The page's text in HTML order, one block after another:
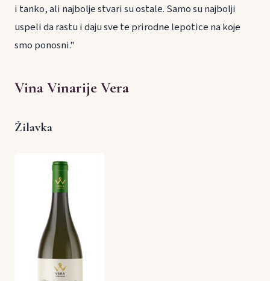
i tanko, ali najbolje stvari su ostale. Samo su najbolji
uspeli da rastu i daju sve te prirodne lepotice na koje
smo ponosni."
Vina Vinarije Vera
Žilavka